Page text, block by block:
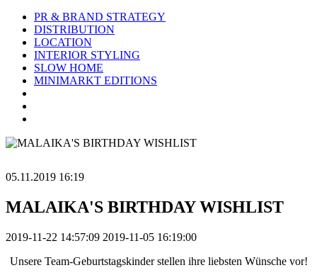
PR & BRAND STRATEGY
DISTRIBUTION
LOCATION
INTERIOR STYLING
SLOW HOME
MINIMARKT EDITIONS
05.11.2019 16:19
MALAIKA'S BIRTHDAY WISHLIST
2019-11-22 14:57:09 2019-11-05 16:19:00
Unsere Team-Geburtstagskinder stellen ihre liebsten Wünsche vor!